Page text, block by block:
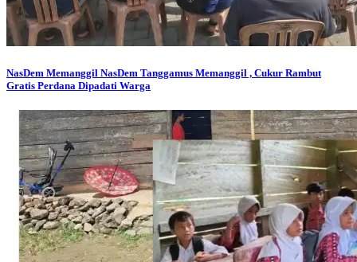
NasDem Memanggil NasDem Tanggamus Memanggil , Cukur Rambut
Gratis Perdana Dipadati Warga